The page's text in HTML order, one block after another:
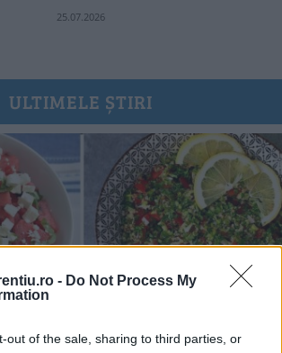
- Do Not Process My
out of the sale, sharing to third parties, or
25.07.2026
ULTIMELE ȘTIRI